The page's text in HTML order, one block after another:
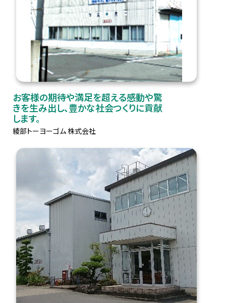
お客様の期待や満足を超える感動や驚
きを生み出し、豊かな社会つくりに貢献
します。
綾部トーヨーゴム 株式会社